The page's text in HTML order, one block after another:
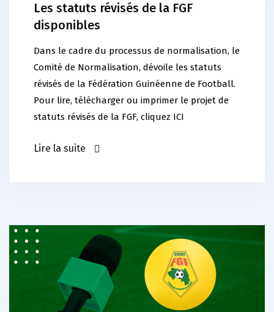
Les statuts révisés de la FGF
disponibles
Dans le cadre du processus de normalisation, le
Comité de Normalisation, dévoile les statuts
révisés de la Fédération Guinéenne de Football.
Pour lire, télécharger ou imprimer le projet de
statuts révisés de la FGF, cliquez ICI
Lire la suite